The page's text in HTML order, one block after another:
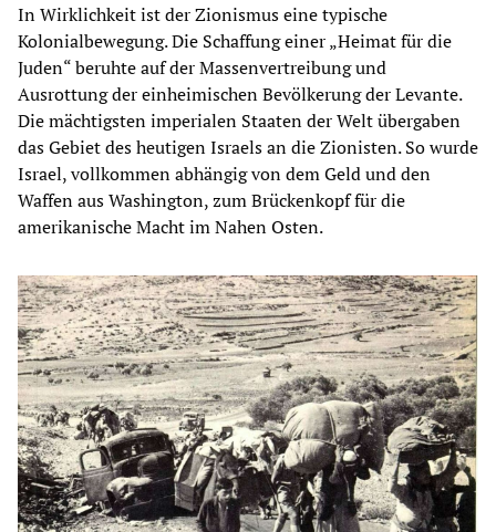
In Wirklichkeit ist der Zionismus eine typische
Kolonialbewegung. Die Schaffung einer „Heimat für die
Juden“ beruhte auf der Massenvertreibung und
Ausrottung der einheimischen Bevölkerung der Levante.
Die mächtigsten imperialen Staaten der Welt übergaben
das Gebiet des heutigen Israels an die Zionisten. So wurde
Israel, vollkommen abhängig von dem Geld und den
Waffen aus Washington, zum Brückenkopf für die
amerikanische Macht im Nahen Osten.